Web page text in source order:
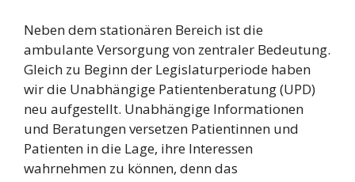
Neben dem stationären Bereich ist die
ambulante Versorgung von zentraler Bedeutung.
Gleich zu Beginn der Legislaturperiode haben
wir die Unabhängige Patientenberatung (UPD)
neu aufgestellt. Unabhängige Informationen
und Beratungen versetzen Patientinnen und
Patienten in die Lage, ihre Interessen
wahrnehmen zu können, denn das